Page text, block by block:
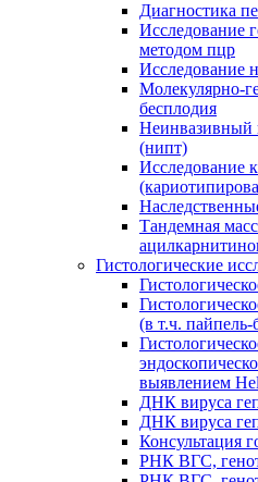
Диагностика
Исследование
методом пцр
Исследование
Молекулярно-
бесплодия
Неинвазивный
(нипт)
Исследование
Тандемная
Гистологические
(в т.ч.
выявлением
ДНК вируса
ДНК вируса
Консультация
РНК ВГC,